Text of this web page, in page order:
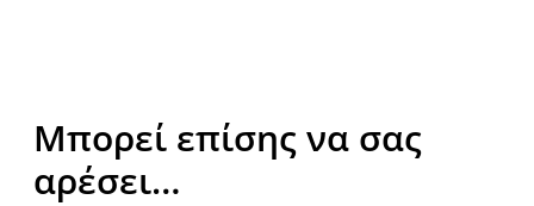
Μπορεί επίσης να σας
αρέσει…